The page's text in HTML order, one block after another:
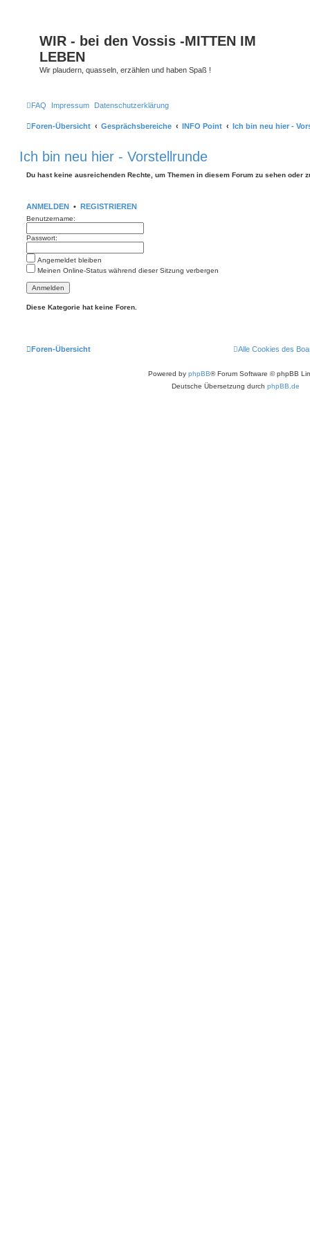
WIR - bei den Vossis -MITTEN IM
LEBEN
Wir plaudern, quasseln, erzählen und haben Spaß !
FAQ Impressum Datenschutzerklärung
Foren-Übersicht Gesprächsbereiche INFO Point Ich bin neu hier -
Ich bin neu hier - Vorstellrunde
Du hast keine ausreichenden Rechte, um Themen in diesem Forum zu sehen oder
ANMELDEN • REGISTRIEREN
Benutzername:
Passwort:
Angemeldet bleiben
Meinen Online-Status während dieser Sitzung verbergen
Diese Kategorie hat keine Foren.
Foren-Übersicht Alle Cookies des
Powered by phpBB® Forum Software © phpBB
Deutsche Übersetzung durch phpBB.de